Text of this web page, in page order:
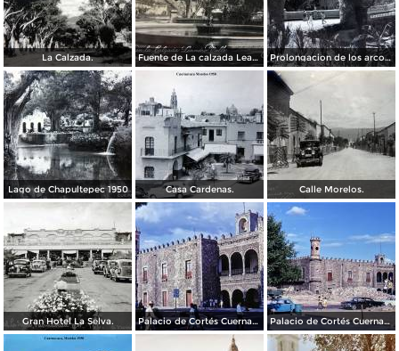
La Calzada. Fuente de La calzada Leandro Valle. Prolongacion de los arcos de Guadalupe.
Lago de Chapultepec 1950 Casa Cardenas. Calle Morelos.
Gran Hotel La Selva. Palacio de Cortés Cuernavaca Morelos 1967 Palacio de Cortés Cuernavaca Morelos 1967